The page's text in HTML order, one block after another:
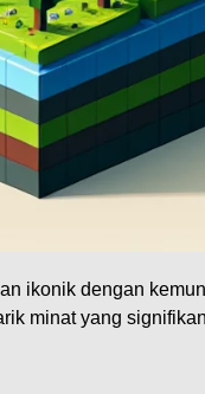
ikonik dengan
minat yang